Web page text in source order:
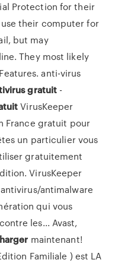
Protection for their
their computer for
but may
They most likely
anti-virus
gratuit -
VirusKeeper
France gratuit pour
un particulier vous
gratuitement
VirusKeeper
antimalware
qui vous
les... Avast,
maintenant!
Familiale ) est LA